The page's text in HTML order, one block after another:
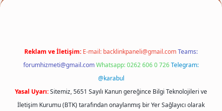
Reklam ve İletişim: E-mail: backlinkpaneli@gmail.comTeams:
forumhizmeti@gmail.comWhatsapp: 0262 606 0 726Telegram:
@karabul
Yasal Uyarı:Sitemiz, 5651 Sayılı Kanun gereğince Bilgi Teknolojileri ve
İletişim Kurumu (BTK) tarafından onaylanmış bir Yer Sağlayıcı olarak